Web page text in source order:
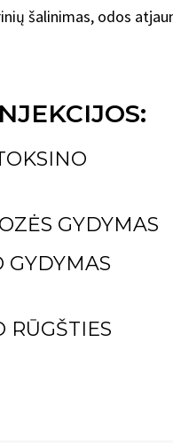
šalinimas, odos
GYDYMAS
GYDYMAS
RŪGŠTIES